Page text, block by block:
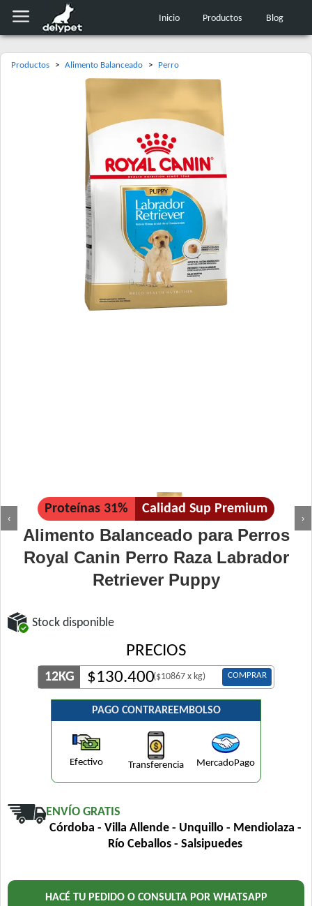
Inicio Productos Blog
Productos > Alimento Balanceado > Perro
‹ ›
Proteínas 31% Calidad Sup Premium
Alimento Balanceado para Perros
Royal Canin Perro Raza Labrador
Retriever Puppy
Stock disponible
PRECIOS
12KG $130.400($10867 x kg) COMPRAR
PAGO CONTRAREEMBOLSO
Efectivo Transferencia MercadoPago
ENVÍO GRATIS
Córdoba - Villa Allende - Unquillo - Mendiolaza -
Río Ceballos - Salsipuedes
HACÉ TU PEDIDO O CONSULTA POR WHATSAPP